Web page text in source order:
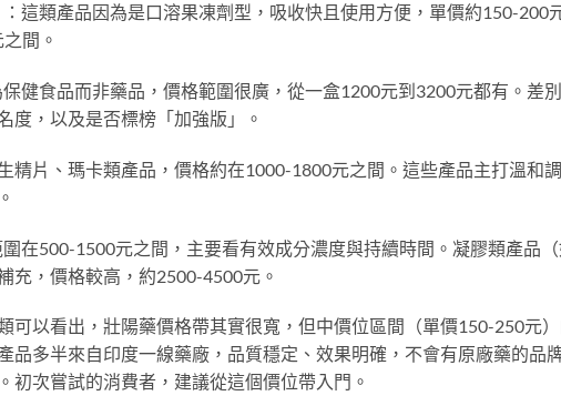
：這類產品因為是口溶果凍劑型，吸收快且使用方便，單價約150-200
間。
保健食品而非藥品，價格範圍很廣，從一盒1200元到3200元都有。差
度，以及是否標榜「加強版」。
精片、瑪卡類產品，價格約在1000-1800元之間。這些產品主打溫和調
圍在500-1500元之間，主要看有效成分濃度與持續時間。凝膠類產品
充，價格較高，約2500-4500元。
可以看出，壯陽藥價格帶其實很寬，但中價位區間（單價150-250元
品多半來自印度一線藥廠，品質穩定、效果明確，不會有原廠藥的品
初次嘗試的消費者，建議從這個價位帶入門。